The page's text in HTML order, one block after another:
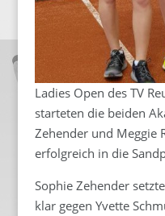
Ladies Open des TV
starteten die beiden
Zehender und Meggie
erfolgreich in die
Sophie Zehender
klar gegen Yvette